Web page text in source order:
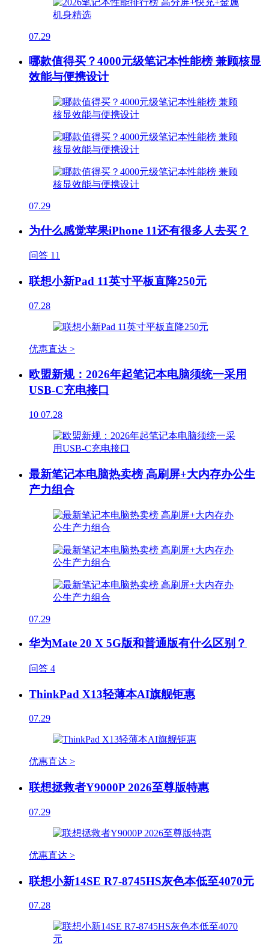
07.29
哪款值得买？4000元级笔记本性能榜 兼顾核显
效能与便携设计
07.29
为什么感觉苹果iPhone 11还有很多人去买？
问答 11
联想小新Pad 11英寸平板直降250元
07.28
优惠直达 >
欧盟新规：2026年起笔记本电脑须统一采用
USB-C充电接口
10 07.28
最新笔记本电脑热卖榜 高刷屏+大内存办公生
产力组合
07.29
华为Mate 20 X 5G版和普通版有什么区别？
问答 4
ThinkPad X13轻薄本AI旗舰钜惠
07.29
优惠直达 >
联想拯救者Y9000P 2026至尊版特惠
07.29
优惠直达 >
联想小新14SE R7-8745HS灰色本低至4070元
07.28